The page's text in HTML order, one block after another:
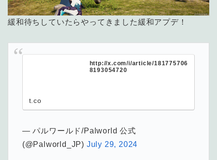
緩和待ちしていたらやってきました緩和アプデ！
http://x.com/i/article/181775706
8193054720
t.co
— パルワールド/Palworld 公式
(@Palworld_JP) July 29, 2024